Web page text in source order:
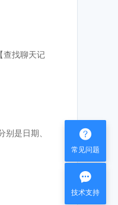
查找聊天记
是日期、

常见问题

技术支持